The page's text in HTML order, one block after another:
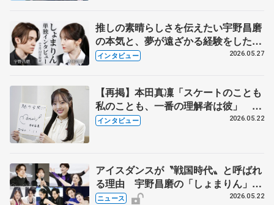
推しの素晴らしさを伝えたい宇野昌磨
の本気と、夢が遠ざかる経験をした本
田真凜の覚悟
インタビュー 2026.05.27
【再掲】本田真凜「スケートのことも
私のことも、一番の理解者は彼」 引
退時の単独インタビューで語った競技
インタビュー 2026.05.22
アイスダンスが〝戦国時代〟と呼ばれ
る理由 宇野昌磨の「しょまりん」ら
実力者が相次いで参戦 国内の競争激
ニュース 2026.05.22